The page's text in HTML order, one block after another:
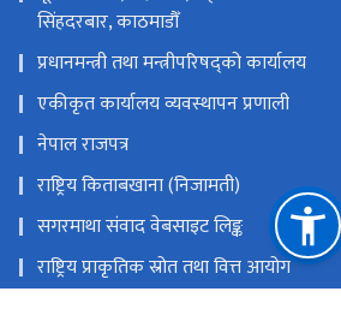
सिंहदरबार, काठमाडौँ
प्रधानमन्त्री तथा मन्त्रीपरिषद्को कार्यालय
एकीकृत कार्यालय व्यवस्थापन प्रणाली
नेपाल राजपत्र
राष्ट्रिय किताबखाना (निजामती)
सगरमाथा संवाद वेबसाइट लिङ्क
राष्ट्रिय प्राकृतिक स्रोत तथा वित्त आयोग